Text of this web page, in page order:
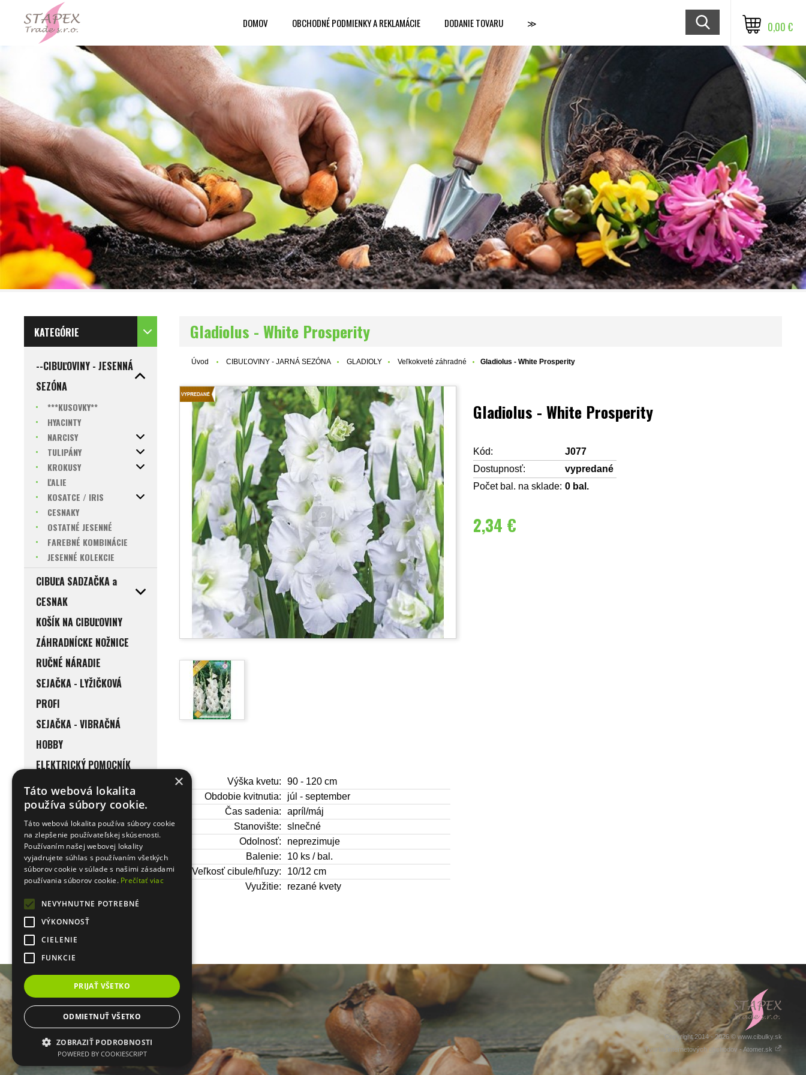
DOMOV OBCHODNÉ PODMIENKY A REKLAMÁCIE DODANIE TOVARU ≫ 0,00 €
KATEGÓRIE
--CIBUĽOVINY - JESENNÁ
SEZÓNA
***KUSOVKY**
HYACINTY
NARCISY
TULIPÁNY
KROKUSY
ĽALIE
KOSATCE / IRIS
CESNAKY
OSTATNÉ JESENNÉ
FAREBNÉ KOMBINÁCIE
JESENNÉ KOLEKCIE
CIBUĽA SADZAČKA a
CESNAK
KOŠÍK NA CIBUĽOVINY
ZÁHRADNÍCKE NOŽNICE
RUČNÉ NÁRADIE
SEJAČKA - LYŽIČKOVÁ
PROFI
SEJAČKA - VIBRAČNÁ
HOBBY
ELEKTRICKÝ POMOCNÍK
DO DOMÁCNOSTI
PRIHLÁSENIE
Zabudol som heslo
Registrácia
Gladiolus - White Prosperity
Úvod CIBUĽOVINY - JARNÁ SEZÓNA GLADIOLY Veľkokveté záhradné Gladiolus - White Prosperity
Gladiolus - White Prosperity
Kód:
J077
Dostupnosť:
vypredané
Počet bal. na sklade: 0 bal.
2,34 €
Výška kvetu:
90 - 120 cm
Obdobie kvitnutia:
júl - september
Čas sadenia:
apríl/máj
Stanovište:
slnečné
Odolnosť:
neprezimuje
Balenie:
10 ks / bal.
Veľkosť cibule/hľuzy:
10/12 cm
Využitie:
rezané kvety
Copyright 2014 - 2026 © www.cibulky.sk
Tvorba internetových obchodov - Atomer.sk
×
Táto webová lokalita
používa súbory cookie.
Táto webová lokalita používa súbory cookie
na zlepšenie používateľskej skúsenosti.
Používaním našej webovej lokality
vyjadrujete súhlas s používaním všetkých
súborov cookie v súlade s našimi zásadami
používania súborov cookie. Prečítať viac
NEVYHNUTNE POTREBNÉ
VÝKONNOSŤ
CIELENIE
FUNKCIE
PRIJAŤ VŠETKO
ODMIETNUŤ VŠETKO
ZOBRAZIŤ PODROBNOSTI
POWERED BY COOKIESCRIPT